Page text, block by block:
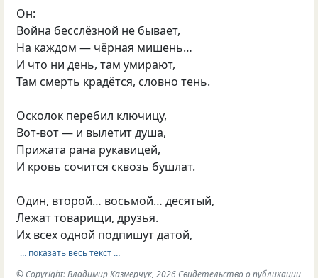
Он:
Война бесслёзной не бывает,
На каждом — чёрная мишень…
И что ни день, там умирают,
Там смерть крадётся, словно тень.
Осколок перебил ключицу,
Вот-вот — и вылетит душа,
Прижата рана рукавицей,
И кровь сочится сквозь бушлат.
Один, второй… восьмой… десятый,
Лежат товарищи, друзья.
Их всех одной подпишут датой,
… показать весь текст …
© Copyright: Владимир Казмерчук, 2026 Свидетельство о публикации